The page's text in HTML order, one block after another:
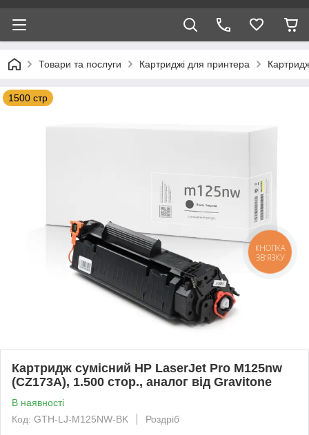
Товари та послуги Картриджі для принтера
1500 стр
Картридж сумісний HP LaserJet Pro M125nw
(CZ173A), 1.500 стор., аналог від Gravitone
В наявності
Код: GTH-LJ-M125NW-BK
Роздріб
КНОПКА
ЗВ'ЯЗКУ